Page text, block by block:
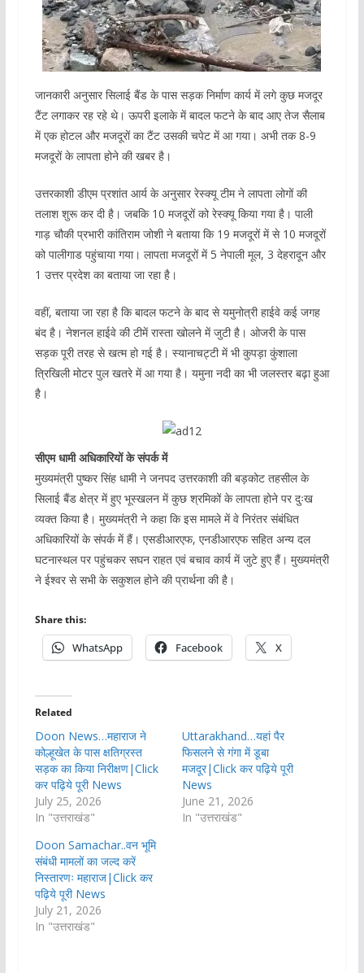
जानकारी अनुसार सिलाई बैंड के पास सड़क निर्माण कार्य में लगे कुछ मजदूर
टैंट लगाकर रह रहे थे। ऊपरी इलाके में बादल फटने के बाद आए तेज सैलाब
में एक होटल और मजदूरों का टैंट उसकी चपेट में आ गया। अभी तक 8-9
मजदूरों के लापता होने की खबर है।
उत्तरकाशी डीएम प्रशांत आर्य के अनुसार रेस्क्यू टीम ने लापता लोगों की
तलाश शुरू कर दी है। जबकि 10 मजदूरों को रेस्क्यू किया गया है। पाली
गाड़ चौकी प्रभारी कांतिराम जोशी ने बताया कि 19 मजदूरों में से 10 मजदूरों
को पालीगाड पहुंचाया गया। लापता मजदूरों में 5 नेपाली मूल, 3 देहरादून और
1 उत्तर प्रदेश का बताया जा रहा है।
वहीं, बताया जा रहा है कि बादल फटने के बाद से यमुनोत्री हाईवे कई जगह
बंद है। नेशनल हाईवे की टीमें रास्ता खोलने में जुटी है। ओजरी के पास
सड़क पूरी तरह से खत्म हो गई है। स्यानाचट्टी में भी कुपड़ा कुंशाला
त्रिखिली मोटर पुल खतरे में आ गया है। यमुना नदी का भी जलस्तर बढ़ा हुआ
है।
सीएम धामी अधिकारियों के संपर्क में
मुख्यमंत्री पुष्कर सिंह धामी ने जनपद उत्तरकाशी की बड़कोट तहसील के
सिलाई बैंड क्षेत्र में हुए भूस्खलन में कुछ श्रमिकों के लापता होने पर दुःख
व्यक्त किया है। मुख्यमंत्री ने कहा कि इस मामले में वे निरंतर संबंधित
अधिकारियों के संपर्क में हैं। एसडीआरएफ, एनडीआरएफ सहित अन्य दल
घटनास्थल पर पहुंचकर सघन राहत एवं बचाव कार्य में जुटे हुए हैं। मुख्यमंत्री
ने ईश्वर से सभी के सकुशल होने की प्रार्थना की है।
Share this:
WhatsApp Facebook X
Related
Doon News…महाराज ने
कोल्हूखेत के पास क्षतिग्रस्त
सड़क का किया निरीक्षण|Click
कर पढ़िये पूरी News
July 25, 2026
In "उत्तराखंड"
Uttarakhand…यहां पैर
फिसलने से गंगा में डूबा
मजदूर|Click कर पढ़िये पूरी
News
June 21, 2026
In "उत्तराखंड"
Doon Samachar..वन भूमि
संबंधी मामलों का जल्द करें
निस्तारणः महाराज|Click कर
पढ़िये पूरी News
July 21, 2026
In "उत्तराखंड"